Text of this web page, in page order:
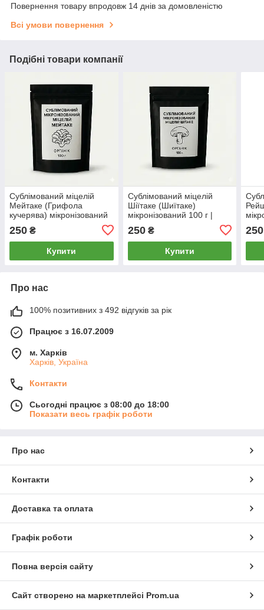
Повернення товару впродовж 14 днів за домовленістю
Всі умови повернення
Подібні товари компанії
Сублімований міцелій
Мейтаке (Грифола
кучерява) мікронізований
250 ₴
Купити
Сублімований міцелій
Шіїтаке (Шиїтаке)
мікронізований 100 г |
250₴
Купити
250
Про нас
100% позитивних з 492 відгуків за рік
Працює з 16.07.2009
м. Харків
Харків, Україна
Контакти
Сьогодні працює з 08:00 до 18:00
Показати весь графік роботи
Про нас
Контакти
Доставка та оплата
Графік роботи
Повна версія сайту
Сайт створено на маркетплейсі Prom.ua